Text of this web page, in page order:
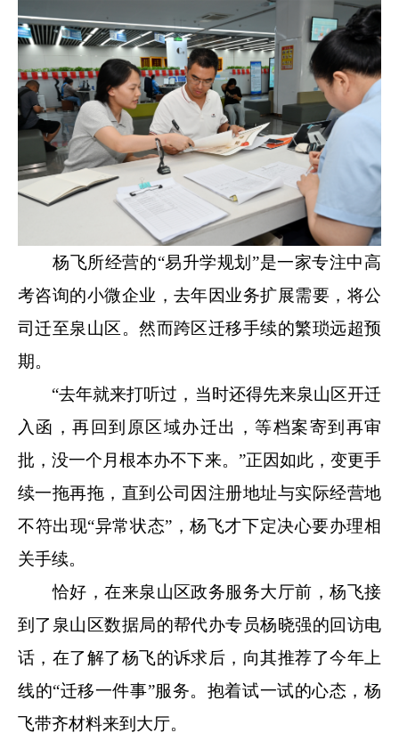
杨飞所经营的“易升学规划”是一家专注中高
考咨询的小微企业，去年因业务扩展需要，将公
司迁至泉山区。然而跨区迁移手续的繁琐远超预
期。
“去年就来打听过，当时还得先来泉山区开迁
入函，再回到原区域办迁出，等档案寄到再审
批，没一个月根本办不下来。”正因如此，变更手
续一拖再拖，直到公司因注册地址与实际经营地
不符出现“异常状态”，杨飞才下定决心要办理相
关手续。
恰好，在来泉山区政务服务大厅前，杨飞接
到了泉山区数据局的帮代办专员杨晓强的回访电
话，在了解了杨飞的诉求后，向其推荐了今年上
线的“迁移一件事”服务。抱着试一试的心态，杨
飞带齐材料来到大厅。